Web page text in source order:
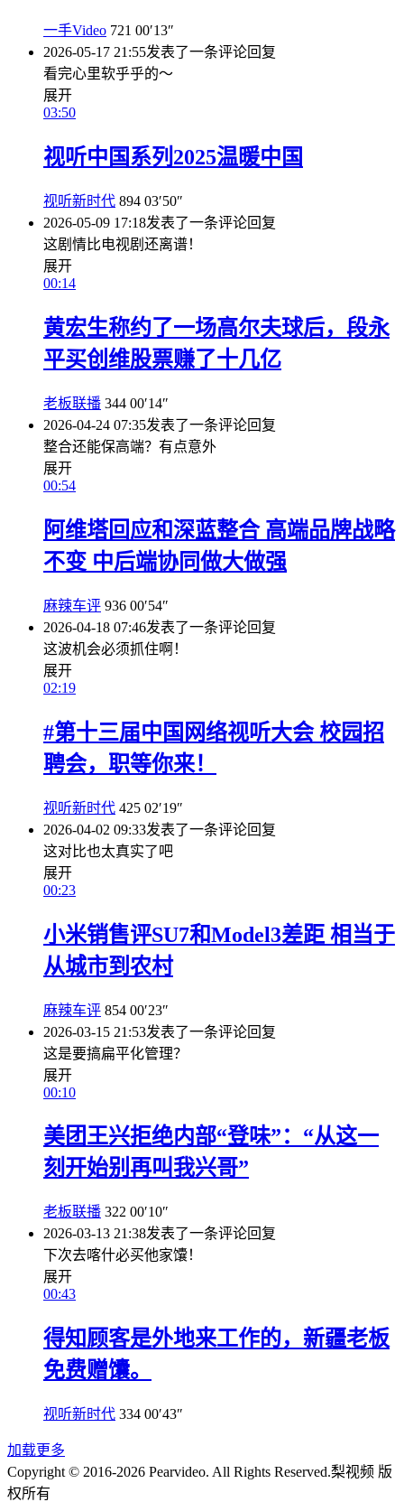
一手Video 721 00′13″
2026-05-17 21:55发表了一条评论回复
看完心里软乎乎的～
展开
03:50
视听中国系列2025温暖中国
视听新时代 894 03′50″
2026-05-09 17:18发表了一条评论回复
这剧情比电视剧还离谱！
展开
00:14
黄宏生称约了一场高尔夫球后，段永
平买创维股票赚了十几亿
老板联播 344 00′14″
2026-04-24 07:35发表了一条评论回复
整合还能保高端？有点意外
展开
00:54
阿维塔回应和深蓝整合 高端品牌战略
不变 中后端协同做大做强
麻辣车评 936 00′54″
2026-04-18 07:46发表了一条评论回复
这波机会必须抓住啊！
展开
02:19
#第十三届中国网络视听大会 校园招
聘会，职等你来！
视听新时代 425 02′19″
2026-04-02 09:33发表了一条评论回复
这对比也太真实了吧
展开
00:23
小米销售评SU7和Model3差距 相当于
从城市到农村
麻辣车评 854 00′23″
2026-03-15 21:53发表了一条评论回复
这是要搞扁平化管理？
展开
00:10
美团王兴拒绝内部“登味”：“从这一
刻开始别再叫我兴哥”
老板联播 322 00′10″
2026-03-13 21:38发表了一条评论回复
下次去喀什必买他家馕！
展开
00:43
得知顾客是外地来工作的，新疆老板
免费赠馕。
视听新时代 334 00′43″
加载更多
Copyright © 2016-2026 Pearvideo. All Rights Reserved.梨视频 版
权所有